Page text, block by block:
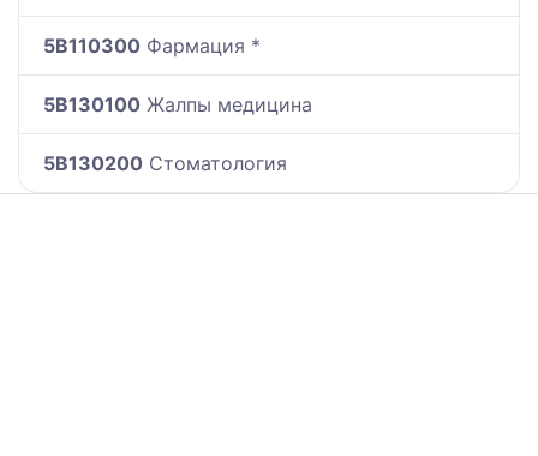
5B110300 Фармация *
5B130100 Жалпы медицина
5B130200 Стоматология